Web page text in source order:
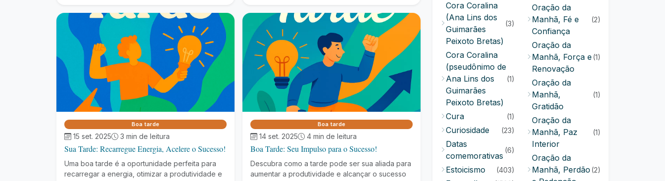
Boa tarde
15 set. 2025 3 min de leitura
Sua Tarde: Recarregue Energia, Acelere o Sucesso!
Uma boa tarde é a oportunidade perfeita para
recarregar a energia, otimizar a produtividade e
Boa tarde
14 set. 2025 4 min de leitura
Boa Tarde: Seu Impulso para o Sucesso!
Descubra como a tarde pode ser sua aliada para
aumentar a produtividade e alcançar o sucesso
Cora Coralina
(Ana Lins dos
Guimarães
Peixoto Bretas)
(3)
Cora Coralina
(pseudônimo de
Ana Lins dos
Guimarães
Peixoto Bretas)
(1)
Cura (1)
Curiosidade (23)
Datas
comemorativas
(6)
Estoicismo (403)
Oração da
Manhã, Fé e
Confiança
(2)
Oração da
Manhã, Força e
Renovação
(1)
Oração da
Manhã,
Gratidão
(1)
Oração da
Manhã, Paz
Interior
(1)
Oração da
Manhã, Perdão (2)